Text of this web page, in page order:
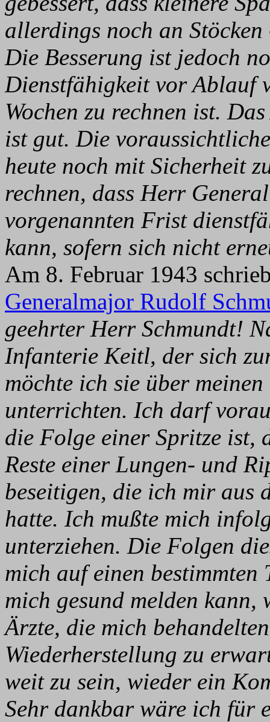
allerdings noch an
Die Besserung ist jedoch
Dienstfähigkeit vor Ablauf
Wochen zu rechnen ist.
ist gut. Die
heute noch mit Sicherheit
rechnen, dass Herr
vorgenannten Frist
kann, sofern sich nicht
Am 8. Februar 1943
Generalmajor Rudolf
geehrter Herr Schmundt!
Infanterie Keitl, der sich
möchte ich sie über
unterrichten. Ich darf
die Folge einer Spritze ist,
Reste einer Lungen- und
beseitigen, die ich mir aus
hatte. Ich mußte mich
unterziehen. Die Folgen
mich auf einen bestimmten
mich gesund melden kann,
Ärzte, die mich
Wiederherstellung zu
weit zu sein, wieder ein
Sehr dankbar wäre ich für